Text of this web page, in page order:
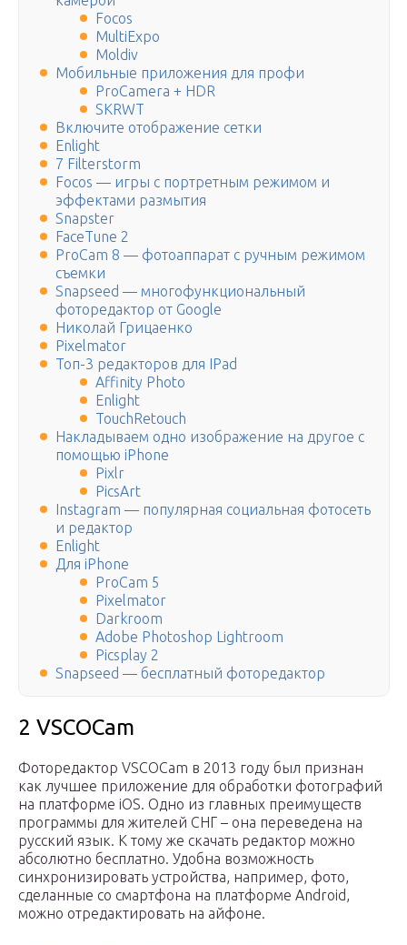
Focos
MultiExpo
Moldiv
Мобильные приложения для профи
ProCamera + HDR
SKRWT
Включите отображение сетки
Enlight
7 Filterstorm
Focos — игры с портретным режимом и
эффектами размытия
Snapster
FaceTune 2
ProCam 8 — фотоаппарат с ручным режимом
съемки
Snapseed — многофункциональный
фоторедактор от Google
Николай Грицаенко
Pixelmator
Топ-3 редакторов для IPad
Affinity Photo
Enlight
TouchRetouch
Накладываем одно изображение на другое с
помощью iPhone
Pixlr
PicsArt
Instagram — популярная социальная фотосеть
и редактор
Enlight
Для iPhone
ProCam 5
Pixelmator
Darkroom
Adobe Photoshop Lightroom
Picsplay 2
Snapseed — бесплатный фоторедактор
2 VSCOCam
Фоторедактор VSCOCam в 2013 году был признан
как лучшее приложение для обработки фотографий
на платформе iOS. Одно из главных преимуществ
программы для жителей СНГ – она переведена на
русский язык. К тому же скачать редактор можно
абсолютно бесплатно. Удобна возможность
синхронизировать устройства, например, фото,
сделанные со смартфона на платформе Android,
можно отредактировать на айфоне.